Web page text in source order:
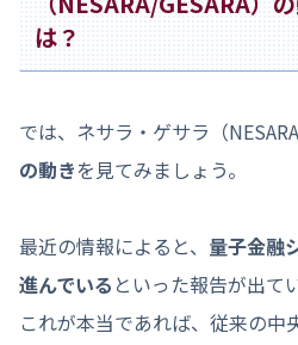
は？
では、ネサラ・ゲサラ（
の動きを見てみましょう。
最近の情報によると、 量子金融
進んでいる といった報告が出て
これが本当であれば、従来の中